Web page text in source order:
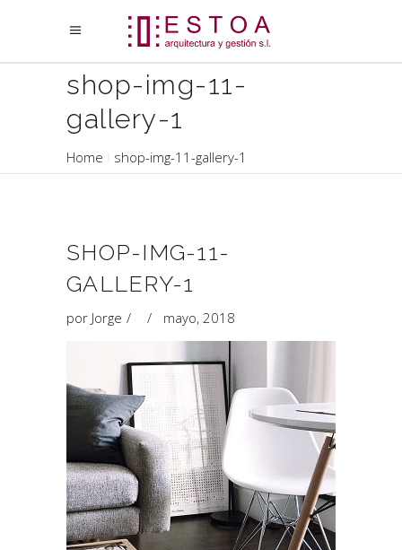
shop-img-11-
gallery-1
Home shop-img-11-gallery-1
SHOP-IMG-11-
GALLERY-1
por Jorge mayo, 2018